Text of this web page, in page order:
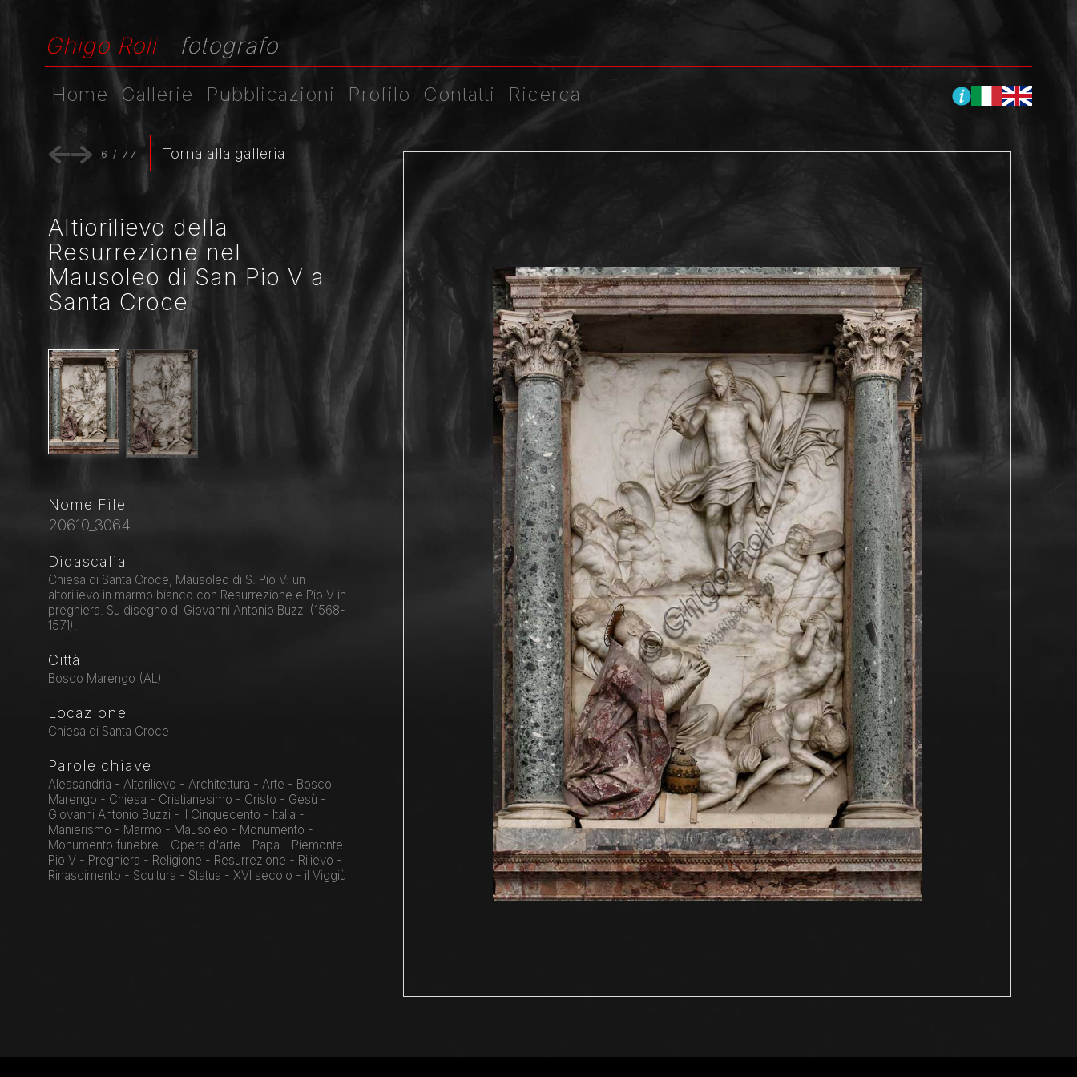
Ghigo Roli fotografo
Home Gallerie Pubblicazioni Profilo Contatti Ricerca
6 / 77 Torna alla galleria
Altiorilievo della
Resurrezione nel
Mausoleo di San Pio V a
Santa Croce
Nome File
20610_3064
Didascalia
Chiesa di Santa Croce, Mausoleo di S. Pio V: un
altorilievo in marmo bianco con Resurrezione e Pio V in
preghiera. Su disegno di Giovanni Antonio Buzzi (1568-
1571).
Città
Bosco Marengo (AL)
Locazione
Chiesa di Santa Croce
Parole chiave
Alessandria - Altorilievo - Architettura - Arte - Bosco
Marengo - Chiesa - Cristianesimo - Cristo - Gesù -
Giovanni Antonio Buzzi - Il Cinquecento - Italia -
Manierismo - Marmo - Mausoleo - Monumento -
Monumento funebre - Opera d'arte - Papa - Piemonte -
Pio V - Preghiera - Religione - Resurrezione - Rilievo -
Rinascimento - Scultura - Statua - XVI secolo - il Viggiù